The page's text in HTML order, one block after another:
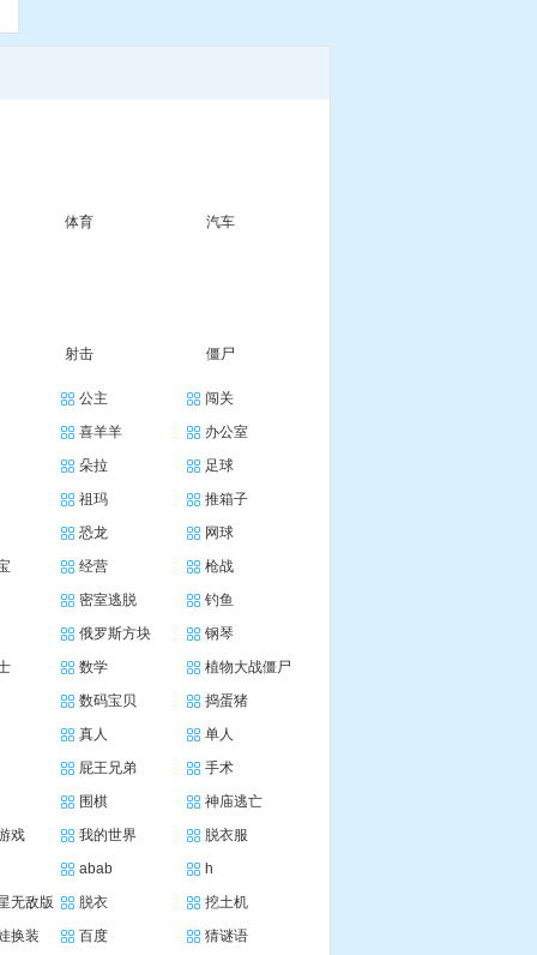
体育 汽车
射击 僵尸
公主
闯关
喜羊羊
办公室
朵拉
足球
祖玛
推箱子
恐龙
网球
经营
枪战
密室逃脱
钓鱼
俄罗斯方块
钢琴
数学
植物大战僵尸
数码宝贝
捣蛋猪
真人
单人
屁王兄弟
手术
围棋
神庙逃亡
戏
我的世界
脱衣服
abab
h
无敌版
脱衣
挖土机
换装
百度
猜谜语